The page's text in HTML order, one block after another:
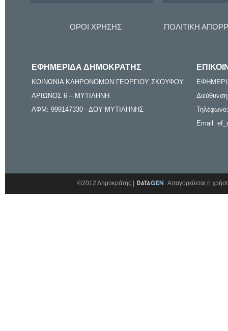
ΟΡΟΙ ΧΡΗΣΗΣ ΠΟΛΙΤΙΚΗ
ΕΦΗΜΕΡΙΔΑ ΔΗΜΟΚΡΑΤΗΣ
ΚΟΙΝΩΝΙΑ ΚΛΗΡΟΝΟΜΩΝ ΓΕΩΡΓΙΟΥ ΣΚΟΥΦΟΥ
ΑΡΙΩΝΟΣ 6 – ΜΥΤΙΛΗΝΗ
ΑΦΜ: 999147330 - ΔΟΥ ΜΥΤΙΛΗΝΗΣ
Email:
©2012 Δημοκράτης | Απαγορεύεται η